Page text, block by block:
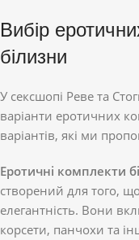
Вибір
білизни
У сексшопі Реве та
варіанти еротичних
варіантів, які ми
Еротичні комплекти
створений для того,
елегантність. Вони
корсети, панчохи та